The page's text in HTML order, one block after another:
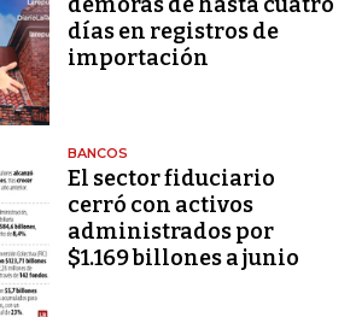
días en registros de
importación
BANCOS
El sector fiduciario
cerró con activos
administrados por
$1.169 billones a junio